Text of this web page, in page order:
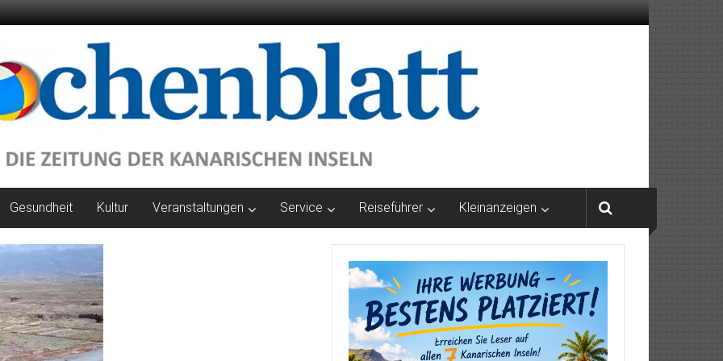
Gesundheit Kultur Veranstaltungen Service Reiseführer Kleinanzeigen